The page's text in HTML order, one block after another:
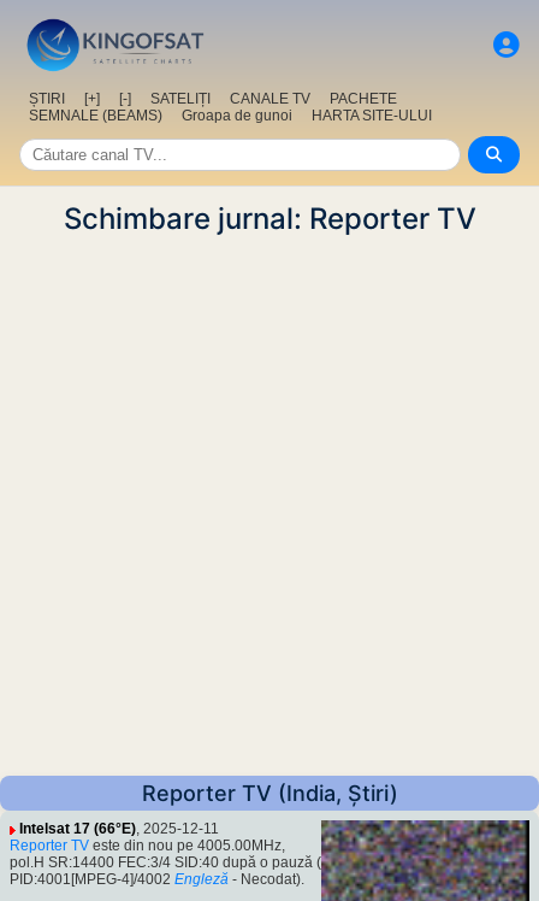
ȘTIRI [+] [-] SATELIȚI CANALE TV
PACHETE
SEMNALE (BEAMS)
Groapa de gunoi HARTA SITE-ULUI
Schimbare jurnal: Reporter TV
Reporter TV (India, Știri)
Intelsat 17 (66°E), 2025-12-11
Reporter TV este din nou pe 4005.00MHz,
pol.H SR:14400 FEC:3/4 SID:40 după o pauză (
PID:4001[MPEG-4]/4002 Engleză - Necodat).